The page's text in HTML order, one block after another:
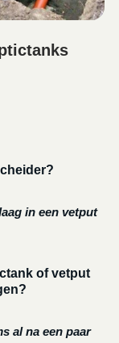
in een vetput
of vetput
al na een paar